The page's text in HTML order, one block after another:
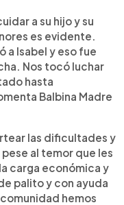
a su hijo y su
es evidente.
a Isabel y eso fue
Nos tocó luchar
hasta
Balbina Madre
las dificultades y
al temor que les
carga económica y
palito y con ayuda
hemos